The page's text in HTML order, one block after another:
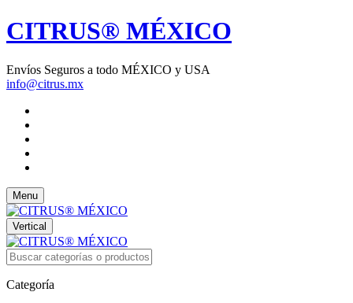
CITRUS® MÉXICO
Envíos Seguros a todo MÉXICO y USA
info@citrus.mx
Menu
Vertical
Categoría